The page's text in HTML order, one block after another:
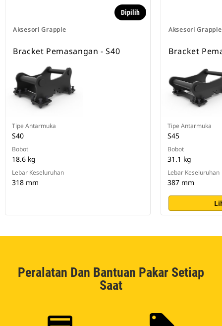
Aksesori Grapple
Dipilih
Bracket Pemasangan - S40
Tipe Antarmuka
S40
Bobot
18.6 kg
Lebar Keseluruhan
318 mm
Aksesori Grapple
Bracket
Tipe Antarmuka
S45
Bobot
31.1 kg
Lebar Keseluruhan
387 mm
Peralatan Dan Bantuan Pakar Setiap
Saat